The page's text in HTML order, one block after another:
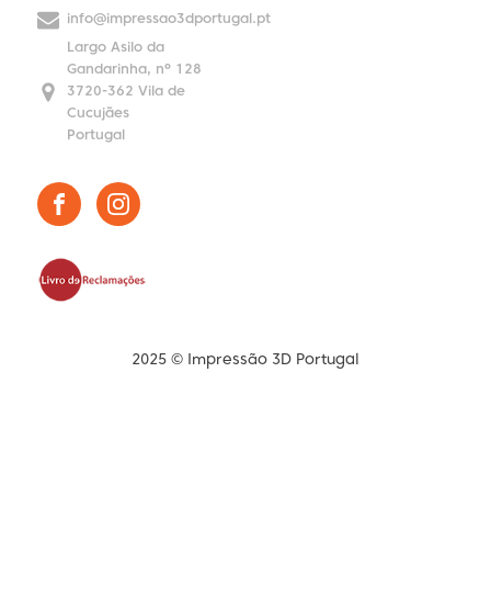
info@impressao3dportugal.pt
Largo Asilo da
Gandarinha, nº 128
3720-362 Vila de
Cucujães
Portugal
2025 © Impressão 3D Portugal